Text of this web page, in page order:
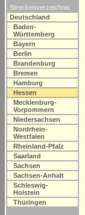
Streckenverzeichnis
Deutschland
Baden-
Württemberg
Bayern
Berlin
Brandenburg
Bremen
Hamburg
Hessen
Mecklenburg-
Vorpommern
Niedersachsen
Nordrhein-
Westfalen
Rheinland-Pfalz
Saarland
Sachsen
Sachsen-Anhalt
Schleswig-
Holstein
Thüringen